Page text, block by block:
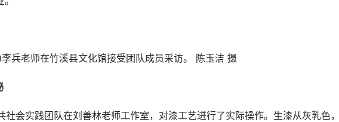
李兵老师在竹溪县文化馆接受团队成员采访。 陈玉洁 摄
实践团队在刘善林老师工作室，对漆工艺进行了实际操作。生漆从灰乳色